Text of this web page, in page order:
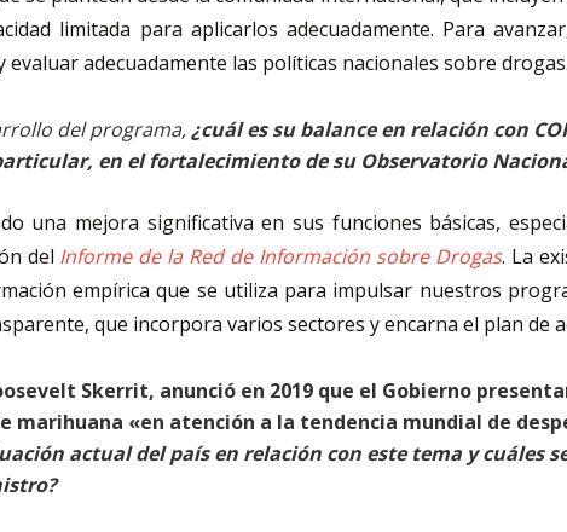
limitada para aplicarlos adecuadamente. Para
adecuadamente las políticas nacionales sobre drogas.
del programa,¿cuál es su balance en relación con
en el fortalecimiento de su Observatorio
una mejora significativa en sus funciones básicas,
del Informe de la Red de Información sobre Drogas. La
empírica que se utiliza para impulsar nuestros
que incorpora varios sectores y encarna el plan de
Skerrit, anunció en 2019 que el Gobierno
marihuana «en atención a la tendencia mundial de
actual del país en relación con este tema y cuáles